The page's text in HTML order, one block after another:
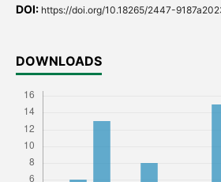
DOI: https://doi.org/10.18265/2447-
DOWNLOADS